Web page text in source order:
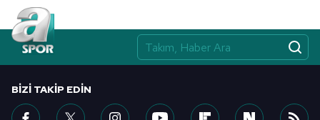
Çerezlere ilişkin tercihlerinizi aşağıda yer alan panel
vasıtasıyla belirleyebilirsiniz. Çerezlere ilişkin detaylı bilgi
için Ayarlar butonuna tıklayabilir,
Çerez Bilgilendirme
ziyaret edebilirsiniz.
6698 sayılı Kişisel Verilerin Korunması Kanunu uyarınca
hazırlanmış Aydınlatma Metnimizi okumak ve sitemizde
BIZI TAKIP EDIN